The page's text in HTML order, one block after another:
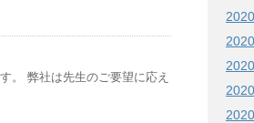
。 弊社は先生のご要望に応え